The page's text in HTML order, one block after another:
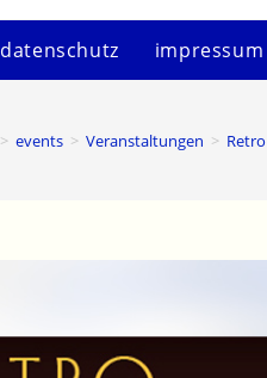
datenschutz impressum
> events > Veranstaltungen >